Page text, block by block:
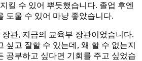
킬 수 있어 뿌듯했습니다. 졸업 후엔
도울 수 있어 마냥 좋았습니다.
관, 지금의 교육부 장관이었습니다.
싶고 잘할 수 있는데, 왜 할 수 없는지
공부하고 싶다면 기회를 주고 싶었습